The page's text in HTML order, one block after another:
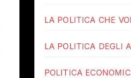
LA POLITICA CHE
LA POLITICA DEGLI
POLITICA